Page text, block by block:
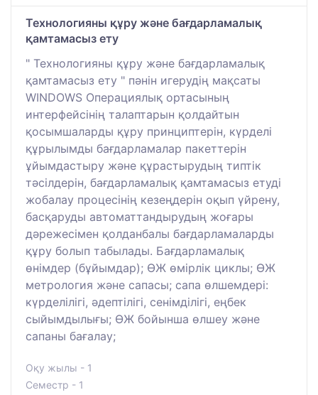
Технологияны құру және бағдарламалық
қамтамасыз ету
" Технологияны құру және бағдарламалық
қамтамасыз ету " пәнін игерудің мақсаты
WINDOWS Операциялық ортасының
интерфейсінің талаптарын қолдайтын
қосымшаларды құру принциптерін, күрделі
құрылымды бағдарламалар пакеттерін
ұйымдастыру және құрастырудың типтік
тәсілдерін, бағдарламалық қамтамасыз етуді
жобалау процесінің кезеңдерін оқып үйрену,
басқаруды автоматтандырудың жоғары
дәрежесімен қолданбалы бағдарламаларды
құру болып табылады. Бағдарламалық
өнімдер (бұйымдар); ӨЖ өмірлік циклы; ӨЖ
метрология және сапасы; сапа өлшемдері:
күрделілігі, әдептілігі, сенімділігі, еңбек
сыйымдылығы; ӨЖ бойынша өлшеу және
сапаны бағалау;
Оқу жылы - 1
Семестр - 1